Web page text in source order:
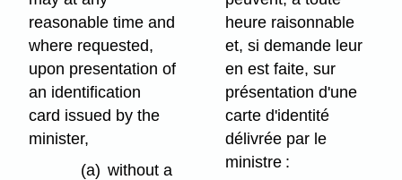
reasonable time and
where requested,
upon presentation of
an identification
card issued by the
minister,
(a) without a
heure raisonnable
et, si demande leur
en est faite, sur
présentation d'une
carte d'identité
délivrée par le
ministre :